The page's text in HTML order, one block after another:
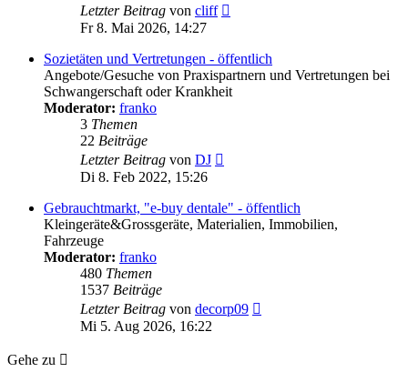
Letzter Beitrag von cliff
Fr 8. Mai 2026, 14:27
Sozietäten und Vertretungen - öffentlich
Angebote/Gesuche von Praxispartnern und Vertretungen bei
Schwangerschaft oder Krankheit
Moderator: franko
3 Themen
22 Beiträge
Letzter Beitrag von DJ
Di 8. Feb 2022, 15:26
Gebrauchtmarkt, "e-buy dentale" - öffentlich
Kleingeräte&Grossgeräte, Materialien, Immobilien,
Fahrzeuge
Moderator: franko
480 Themen
1537 Beiträge
Letzter Beitrag von decorp09
Mi 5. Aug 2026, 16:22
Gehe zu